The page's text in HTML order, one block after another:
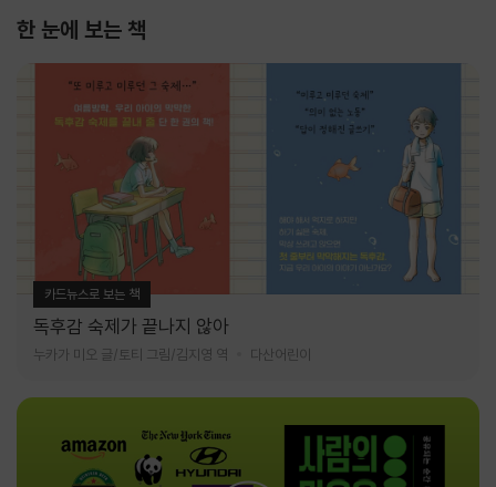
한 눈에 보는 책
카드뉴스로 보는 책
독후감 숙제가 끝나지 않아
누카가 미오 글/토티 그림/김지영 역 다산어린이